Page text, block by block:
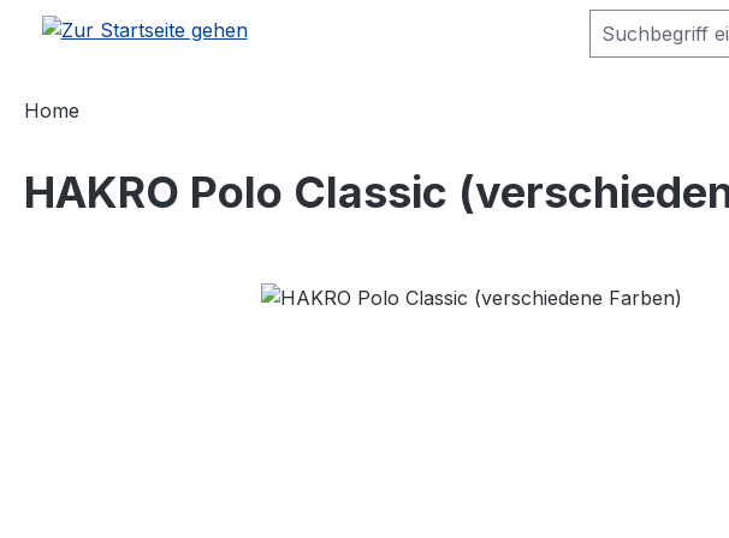
Hauptinhalt springen
Zur Suche springen
Zur Hauptnavigation springen
Home
HAKRO Polo Classic
Bildergalerie überspringen